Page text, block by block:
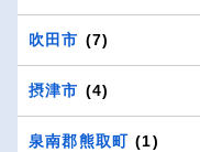
吹田市 (7)
摂津市 (4)
泉南郡熊取町 (1)